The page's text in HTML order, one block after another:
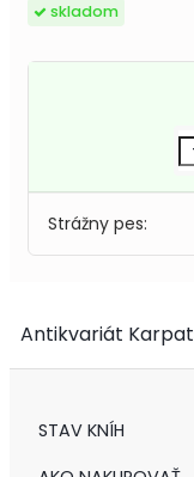
skladom
Strážny pes:
Antikvariát
STAV KNÍH